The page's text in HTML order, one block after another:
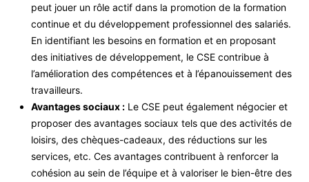
peut jouer un rôle actif dans la promotion de la formation
continue et du développement professionnel des salariés.
En identifiant les besoins en formation et en proposant
des initiatives de développement, le CSE contribue à
l’amélioration des compétences et à l’épanouissement des
travailleurs.
Avantages sociaux : Le CSE peut également négocier et
proposer des avantages sociaux tels que des activités de
loisirs, des chèques-cadeaux, des réductions sur les
services, etc. Ces avantages contribuent à renforcer la
cohésion au sein de l’équipe et à valoriser le bien-être des